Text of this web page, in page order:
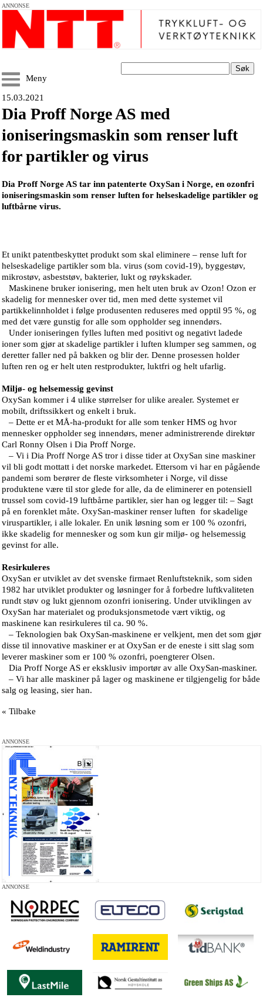
ANNONSE
Søk
Meny
15.03.2021
Dia Proff Norge AS med
ioniseringsmaskin som renser luft
for partikler og virus
Dia Proff Norge AS tar inn patenterte OxySan i Norge, en ozonfri
ioniseringsmaskin som renser luften for helseskadelige partikler og
luftbårne virus.
Et unikt patentbeskyttet produkt som skal eliminere – rense luft for
helseskadelige partikler som bla. virus (som covid-19), byggestøv,
mikrostøv, asbeststøv, bakterier, lukt og røykskader.
Maskinene bruker ionisering, men helt uten bruk av Ozon! Ozon er
skadelig for mennesker over tid, men med dette systemet vil
partikkelinnholdet i følge produsenten reduseres med opptil 95 %, og
med det være gunstig for alle som oppholder seg innendørs.
Under ioniseringen fylles luften med positivt og negativt ladede
ioner som gjør at skadelige partikler i luften klumper seg sammen, og
deretter faller ned på bakken og blir der. Denne prosessen holder
luften ren og er helt uten restprodukter, luktfri og helt ufarlig.
Miljø- og helsemessig gevinst
OxySan kommer i 4 ulike størrelser for ulike arealer. Systemet er
mobilt, driftssikkert og enkelt i bruk.
– Dette er et MÅ-ha-produkt for alle som tenker HMS og hvor
mennesker oppholder seg innendørs, mener administrerende direktør
Carl Ronny Olsen i Dia Proff Norge.
– Vi i Dia Proff Norge AS tror i disse tider at OxySan sine maskiner
vil bli godt mottatt i det norske markedet. Ettersom vi har en pågående
pandemi som berører de fleste virksomheter i Norge, vil disse
produktene være til stor glede for alle, da de eliminerer en potensiell
trussel som covid-19 luftbårne partikler, sier han og legger til: – Sagt
på en forenklet måte. OxySan-maskiner renser luften for skadelige
viruspartikler, i alle lokaler. En unik løsning som er 100 % ozonfri,
ikke skadelig for mennesker og som kun gir miljø- og helsemessig
gevinst for alle.
Resirkuleres
OxySan er utviklet av det svenske firmaet Renluftsteknik, som siden
1982 har utviklet produkter og løsninger for å forbedre luftkvaliteten
rundt støv og lukt gjennom ozonfri ionisering. Under utviklingen av
OxySan har materialet og produksjonsmetode vært viktig, og
maskinene kan resirkuleres til ca. 90 %.
– Teknologien bak OxySan-maskinene er velkjent, men det som gjør
disse til innovative maskiner er at OxySan er de eneste i sitt slag som
leverer maskiner som er 100 % ozonfri, poengterer Olsen.
Dia Proff Norge AS er eksklusiv importør av alle OxySan-maskiner.
– Vi har alle maskiner på lager og maskinene er tilgjengelig for både
salg og leasing, sier han.
« Tilbake
ANNONSE
ANNONSE